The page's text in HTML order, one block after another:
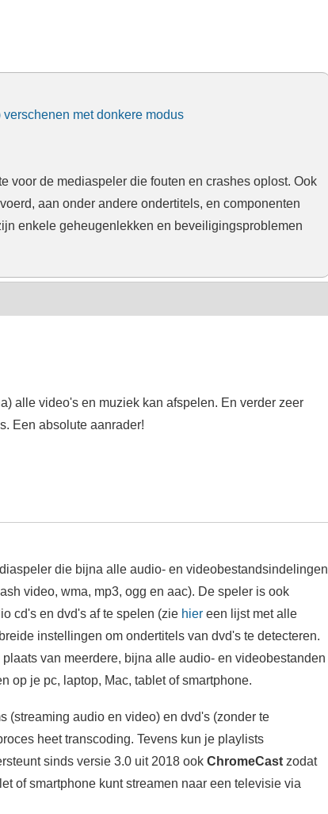
met donkere modus
voor de mediaspeler die fouten en crashes oplost. Ook
aan onder andere ondertitels, en componenten
enkele geheugenlekken en beveiligingsproblemen
alle video's en muziek kan afspelen. En verder zeer
Een absolute aanrader!
die bijna alle audio- en videobestandsindelingen
video, wma, mp3, ogg en aac). De speler is ook
cd's en dvd's af te spelen (zie hiereen lijst met alle
instellingen om ondertitels van dvd's te detecteren.
van meerdere, bijna alle audio- en videobestanden
op je pc, laptop, Mac, tablet of smartphone.
(streaming audio en video) en dvd's (zonder te
heet transcoding. Tevens kun je playlists
sinds versie 3.0 uit 2018 ook ChromeCastzodat
of smartphone kunt streamen naar een televisie via